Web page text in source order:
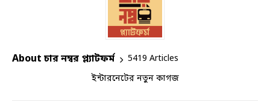
About চার নম্বর প্ল্যাটফর্ম
5419 Articles
ইন্টারনেটের নতুন কাগজ